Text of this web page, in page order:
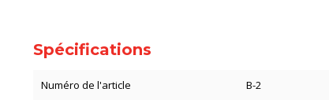
Spécifications
Numéro de l'article B-2